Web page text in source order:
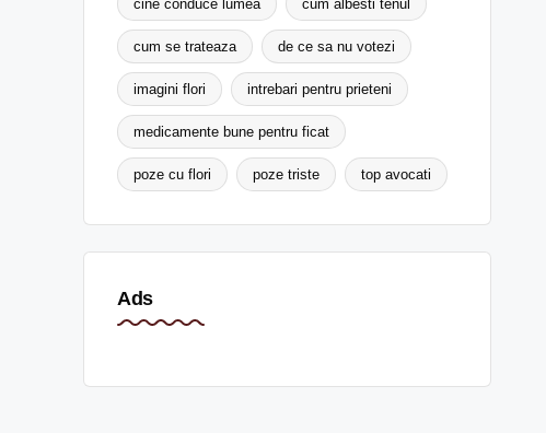
cine conduce lumea cum albesti tenul
cum se trateaza de ce sa nu votezi
imagini flori intrebari pentru prieteni
medicamente bune pentru ficat
poze cu flori poze triste top avocati
Ads